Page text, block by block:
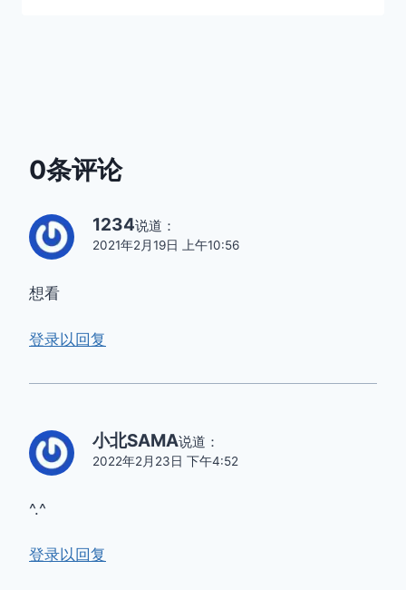
0条评论
1234说道：
2021年2月19日 上午10:56
想看
登录以回复
小北SAMA说道：
2022年2月23日 下午4:52
^.^
登录以回复